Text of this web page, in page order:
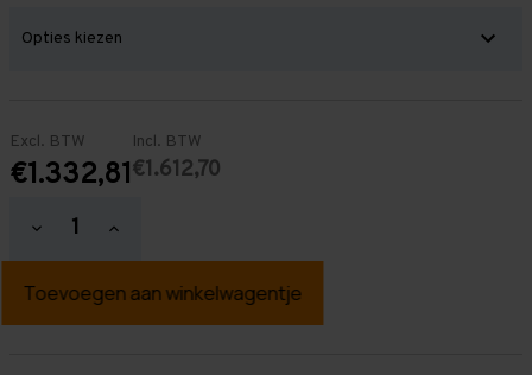
Excl. BTW
€1.332,81
Incl. BTW
€1.612,70
Hoeveelheid
verlagen
Grootvakstelling
mm
Hoeveelheid
verhogen
Grootvakstelling
mm